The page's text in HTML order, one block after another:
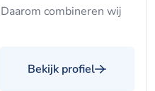
combineren wij
Bekijk profiel